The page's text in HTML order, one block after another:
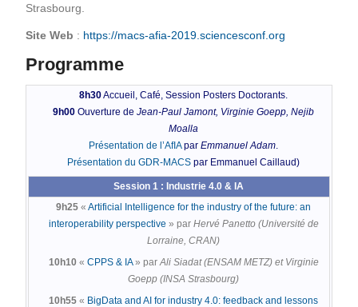
Strasbourg.
Site Web : https://macs-afia-2019.sciencesconf.org
Programme
8h30Accueil, Café, Session Posters Doctorants.
9h00 Ouverture deJean-Paul Jamont, Virginie Goepp, Nejib
Moalla
Présentation de l’AfIAparEmmanuel Adam
Présentation du GDR-MACS par Emmanuel Caillaud)
Session 1 : Industrie 4.0 & IA
9h25 «Artificial Intelligence for the industry of the future: an
interoperability perspective » par Hervé Panetto (Université de
Lorraine, CRAN)
10h10« CPPS & IA» par Ali Siadat (ENSAM METZ) et Virginie
Goepp (INSA Strasbourg)
10h55 « BigData and AI for industry 4.0: feedback and lessons